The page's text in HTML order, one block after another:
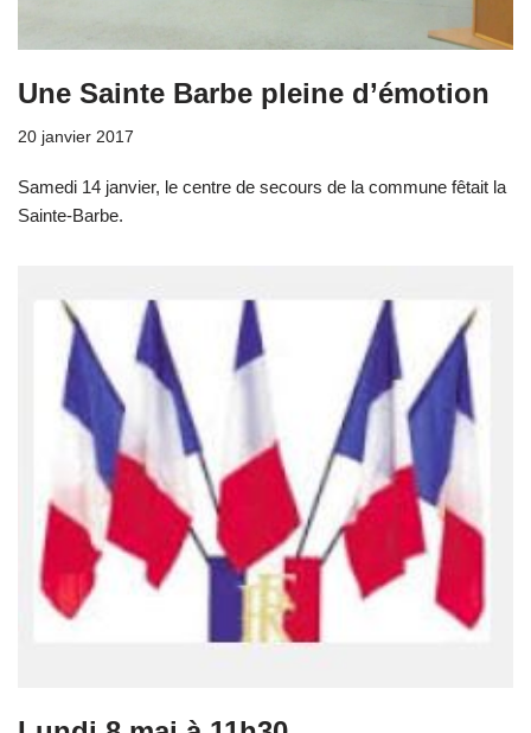
Une Sainte Barbe pleine d’émotion
20 janvier 2017
Samedi 14 janvier, le centre de secours de la commune fêtait la
Sainte-Barbe.